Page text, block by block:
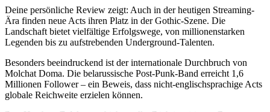
Deine persönliche Review zeigt: Auch in der heutigen Streaming-
Ära finden neue Acts ihren Platz in der Gothic-Szene. Die
Landschaft bietet vielfältige Erfolgswege, von millionenstarken
Legenden bis zu aufstrebenden Underground-Talenten.
Besonders beeindruckend ist der internationale Durchbruch von
Molchat Doma. Die belarussische Post-Punk-Band erreicht 1,6
Millionen Follower – ein Beweis, dass nicht-englischsprachige Acts
globale Reichweite erzielen können.